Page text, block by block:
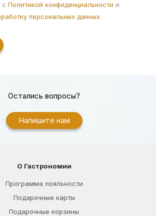
с Политикой конфиденциальности и
персональных данных
Остались вопросы?
Напишите нам
О Гастрономии
Программа лояльности
Подарочные карты
Подарочные корзины